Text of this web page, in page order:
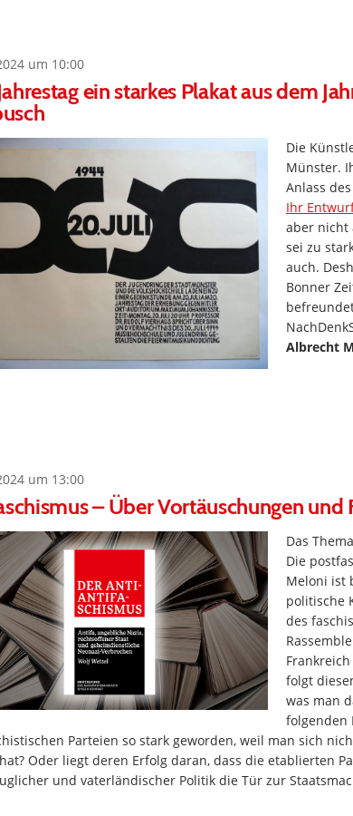
um 10:00
ein starkes Plakat aus dem
Die
Münster.
Anlass
Ihr
aber nicht
sei zu
auch.
Bonner
Albrecht
um 13:00
– Über Vortäuschungen und
Das
Die
Meloni ist
politische
des
folgt
was man
folgenden
Parteien so stark geworden, weil man sich
Oder liegt deren Erfolg daran, dass die etablierten
und vaterländischer Politik die Tür zur